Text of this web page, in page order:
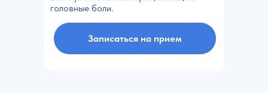
головные боли.
Записаться на прием